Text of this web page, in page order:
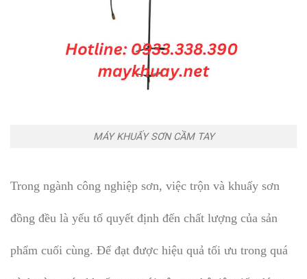
MÁY KHUẤY SƠN CẦM TAY
Trong ngành công nghiệp sơn, việc trộn và khuấy sơn
đồng đều là yếu tố quyết định đến chất lượng của sản
phẩm cuối cùng. Để đạt được hiệu quả tối ưu trong quá